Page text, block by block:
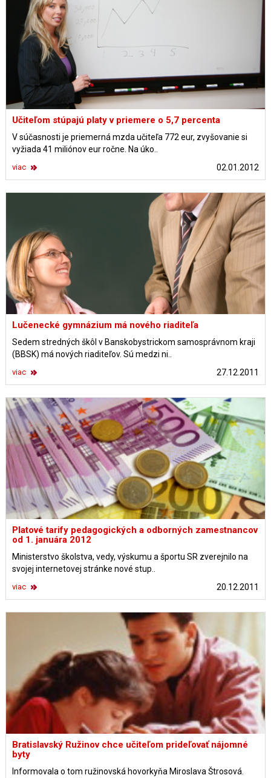
Učiteľom stúpajú platy v priemere o 5,7 percenta
V súčasnosti je priemerná mzda učiteľa 772 eur, zvyšovanie si
vyžiada 41 miliónov eur ročne. Na úko..
02.01.2012
viac
Lučenecké gymnázium má nového riaditeľa
Sedem stredných škôl v Banskobystrickom samosprávnom kraji
(BBSK) má nových riaditeľov. Sú medzi ni..
27.12.2011
viac
Platové tarify pedagogických a odborných zamestnancov
od 1. januára 2012
Ministerstvo školstva, vedy, výskumu a športu SR zverejnilo na
svojej internetovej stránke nové stup..
20.12.2011
viac
Bratislavský Ružinov chce učiteľom prideľovať nájomné
byty
Informovala o tom ružinovská hovorkyňa Miroslava Štrosová.